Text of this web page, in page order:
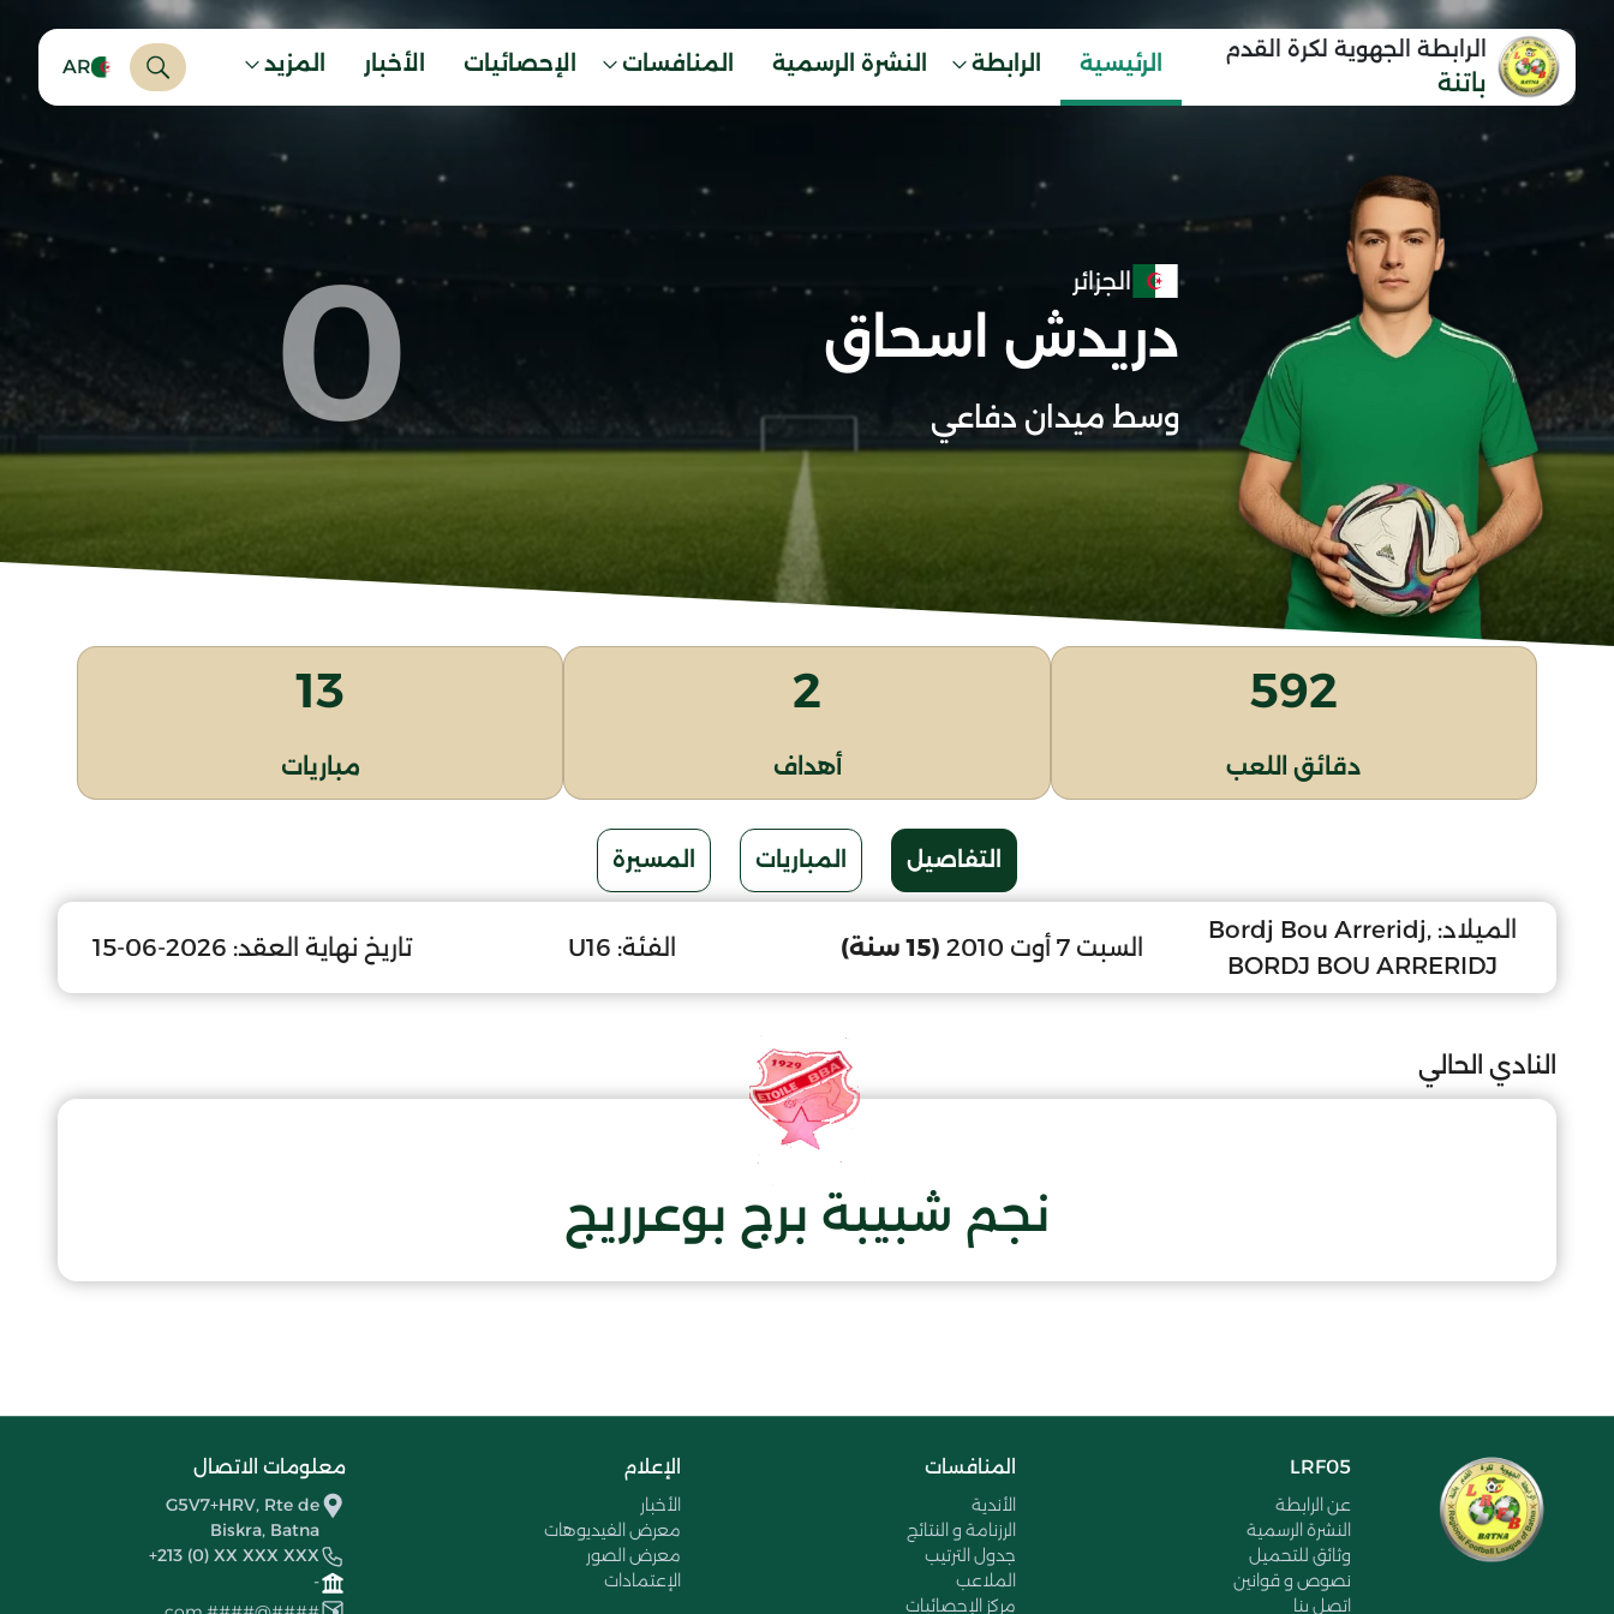
الرابطة الجهوية لكرة القدم
باتنة
الرئيسية الرابطة النشرة الرسمية المنافسات الإحصائيات الأخبار المزيد AR
الجزائر
دريدش اسحاق
وسط ميدان دفاعي 0
592
دقائق اللعب
2
أهداف
13
مباريات
التفاصيل المباريات المسيرة
الميلاد: Bordj Bou Arreridj,
BORDJ BOU ARRERIDJ
السبت 7 أوت 2010 (15 سنة) الفئة: U16 تاريخ نهاية العقد: 2026-06-15
النادي الحالي
نجم شبيبة برج بوعرريج
LRF05
عن الرابطة
النشرة الرسمية
وثائق للتحميل
نصوص و قوانين
اتصل بنا
المنافسات
الأندية
الرزنامة و النتائج
جدول الترتيب
الملاعب
مركز الإحصائيات
الإعلام
الأخبار
معرض الفيديوهات
معرض الصور
الإعتمادات
معلومات الاتصال
G5V7+HRV, Rte de
Biskra, Batna
+213 (0) XX XXX XXX
-